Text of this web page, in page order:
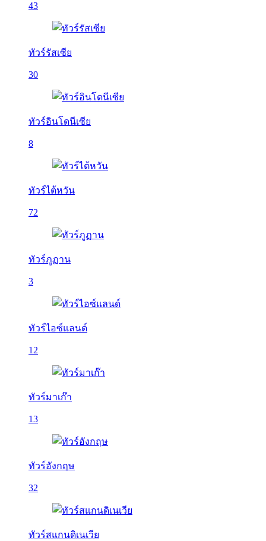
43
ทัวร์รัสเซีย
30
ทัวร์อินโดนีเซีย
8
ทัวร์ไต้หวัน
72
ทัวร์ภูฏาน
3
ทัวร์ไอซ์แลนด์
12
ทัวร์มาเก๊า
13
ทัวร์อังกฤษ
32
ทัวร์สแกนดิเนเวีย